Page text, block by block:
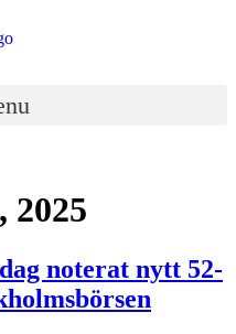
2025
noterat nytt 52-